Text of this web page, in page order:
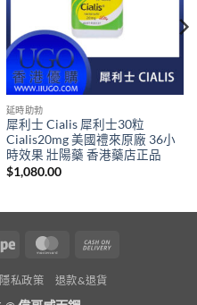
延時助勃
犀利士 Cialis 犀利士30粒
Cialis20mg 美國禮來原廠 36小
時效果 壯陽藥 香港藥店正品
$1,080.00
Stripe MasterCard
隱私政策 退款&退貨